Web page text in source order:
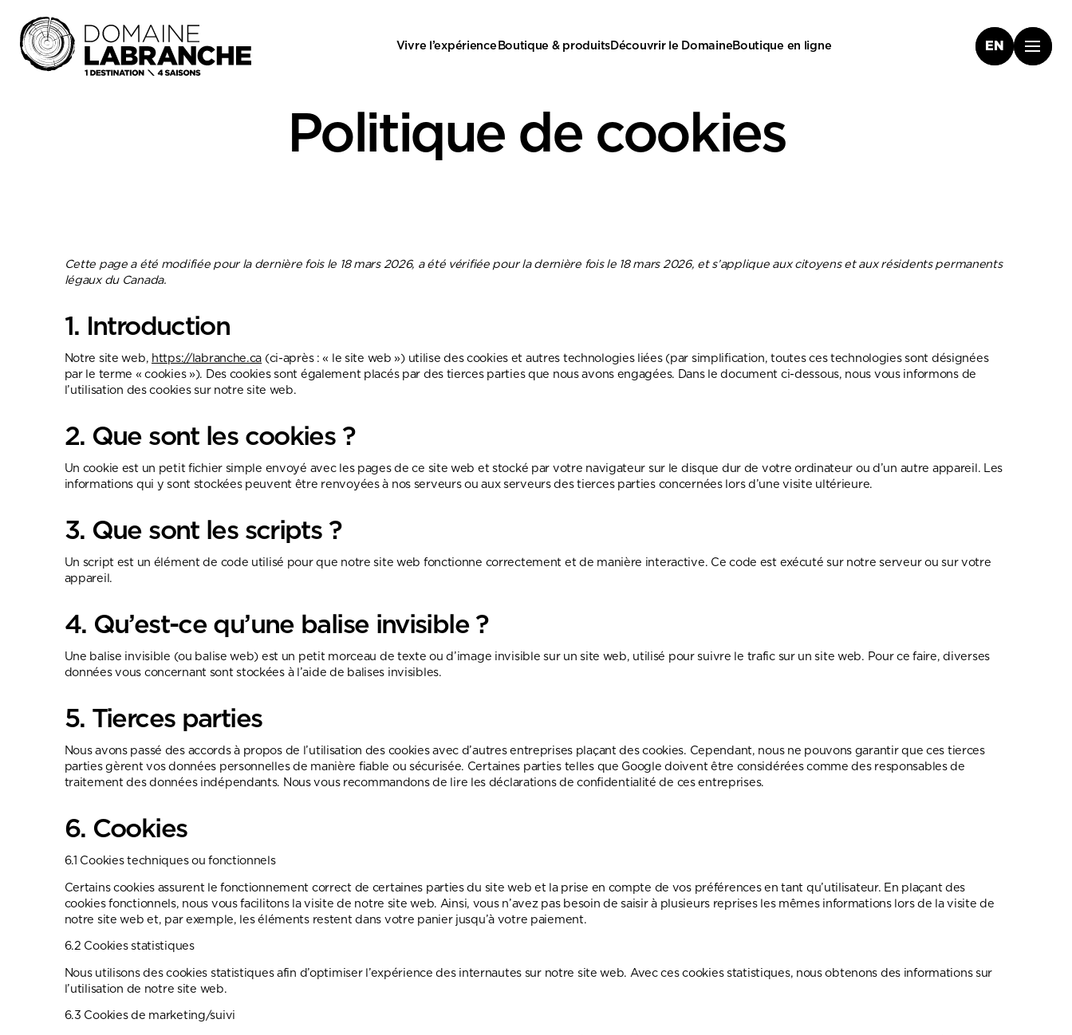
Vivre l’expérience Boutique & produits Découvrir le Domaine Boutique en ligne EN
Politique de cookies
Cette page a été modifiée pour la dernière fois le 18 mars 2026, a été vérifiée pour la dernière fois le 18 mars 2026, et s’applique aux citoyens et aux résidents permanents
légaux du Canada.
1. Introduction
Notre site web, https://labranche.ca (ci-après : « le site web ») utilise des cookies et autres technologies liées (par simplification, toutes ces technologies sont désignées
par le terme « cookies »). Des cookies sont également placés par des tierces parties que nous avons engagées. Dans le document ci-dessous, nous vous informons de
l’utilisation des cookies sur notre site web.
2. Que sont les cookies ?
Un cookie est un petit fichier simple envoyé avec les pages de ce site web et stocké par votre navigateur sur le disque dur de votre ordinateur ou d’un autre appareil. Les
informations qui y sont stockées peuvent être renvoyées à nos serveurs ou aux serveurs des tierces parties concernées lors d’une visite ultérieure.
3. Que sont les scripts ?
Un script est un élément de code utilisé pour que notre site web fonctionne correctement et de manière interactive. Ce code est exécuté sur notre serveur ou sur votre
appareil.
4. Qu’est-ce qu’une balise invisible ?
Une balise invisible (ou balise web) est un petit morceau de texte ou d’image invisible sur un site web, utilisé pour suivre le trafic sur un site web. Pour ce faire, diverses
données vous concernant sont stockées à l’aide de balises invisibles.
5. Tierces parties
Nous avons passé des accords à propos de l’utilisation des cookies avec d’autres entreprises plaçant des cookies. Cependant, nous ne pouvons garantir que ces tierces
parties gèrent vos données personnelles de manière fiable ou sécurisée. Certaines parties telles que Google doivent être considérées comme des responsables de
traitement des données indépendants. Nous vous recommandons de lire les déclarations de confidentialité de ces entreprises.
6. Cookies
6.1 Cookies techniques ou fonctionnels
Certains cookies assurent le fonctionnement correct de certaines parties du site web et la prise en compte de vos préférences en tant qu’utilisateur. En plaçant des
cookies fonctionnels, nous vous facilitons la visite de notre site web. Ainsi, vous n’avez pas besoin de saisir à plusieurs reprises les mêmes informations lors de la visite de
notre site web et, par exemple, les éléments restent dans votre panier jusqu’à votre paiement.
6.2 Cookies statistiques
Nous utilisons des cookies statistiques afin d’optimiser l’expérience des internautes sur notre site web. Avec ces cookies statistiques, nous obtenons des informations sur
l’utilisation de notre site web.
6.3 Cookies de marketing/suivi